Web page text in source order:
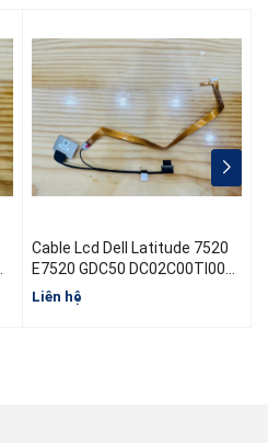
Cable Lcd Dell Latitude 7520
E7520 GDC50 DC02C00TI00
08V84N EDP FHD 2.7 RGB
30Pin 0.5
Liên hệ